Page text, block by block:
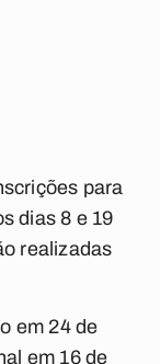
para
dias 8 e 19
realizadas
em 24 de
em 16 de